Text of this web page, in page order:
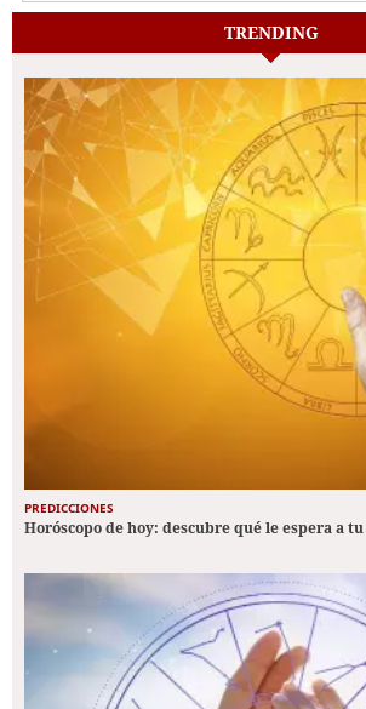
TRENDING
PREDICCIONES
Horóscopo de hoy: descubre qué le espera a